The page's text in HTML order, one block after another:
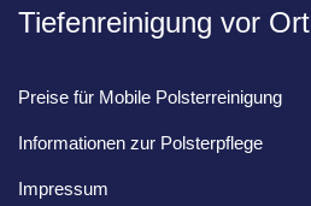
Tiefenreinigung vor Ort
Preise für Mobile Polsterreinigung
Informationen zur Polsterpflege
Impressum